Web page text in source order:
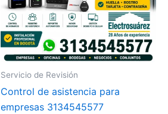
Servicio de Revisión
Control de asistencia para
empresas 3134545577